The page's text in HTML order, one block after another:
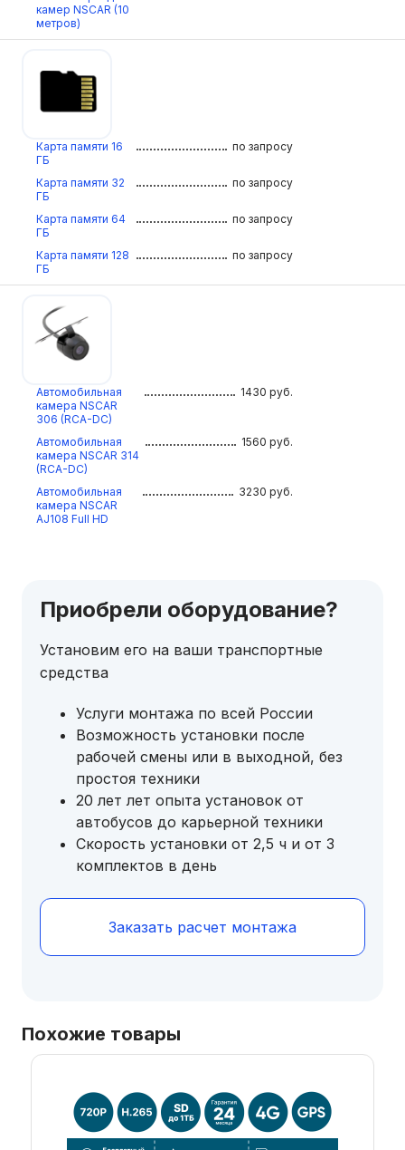
камер NSCAR (10
метров)
Карта памяти 16
ГБ
по запросу
Карта памяти 32
ГБ
по запросу
Карта памяти 64
ГБ
по запросу
Карта памяти 128
ГБ
по запросу
Автомобильная
камера NSCAR
306 (RCA-DC)
1430 руб.
Автомобильная
камера NSCAR 314
(RCA-DC)
1560 руб.
Автомобильная
камера NSCAR
AJ108 Full HD
3230 руб.
Приобрели оборудование?
Установим его на ваши транспортные
средства
Услуги монтажа по всей России
Возможность установки после
рабочей смены или в выходной, без
простоя техники
20 лет лет опыта установок от
автобусов до карьерной техники
Скорость установки от 2,5 ч и от 3
комплектов в день
Заказать расчет монтажа
Похожие товары